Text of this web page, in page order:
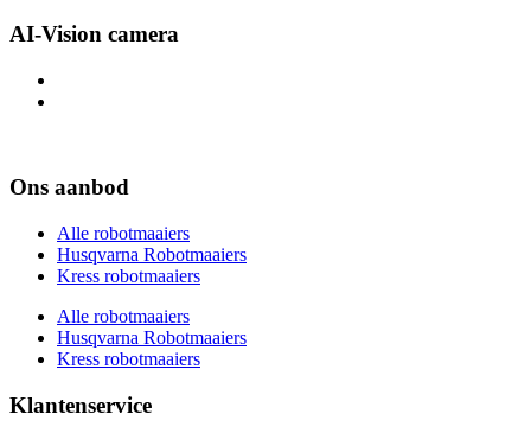
AI-Vision camera
Ons aanbod
Alle robotmaaiers
Husqvarna Robotmaaiers
Kress robotmaaiers
Alle robotmaaiers
Husqvarna Robotmaaiers
Kress robotmaaiers
Klantenservice